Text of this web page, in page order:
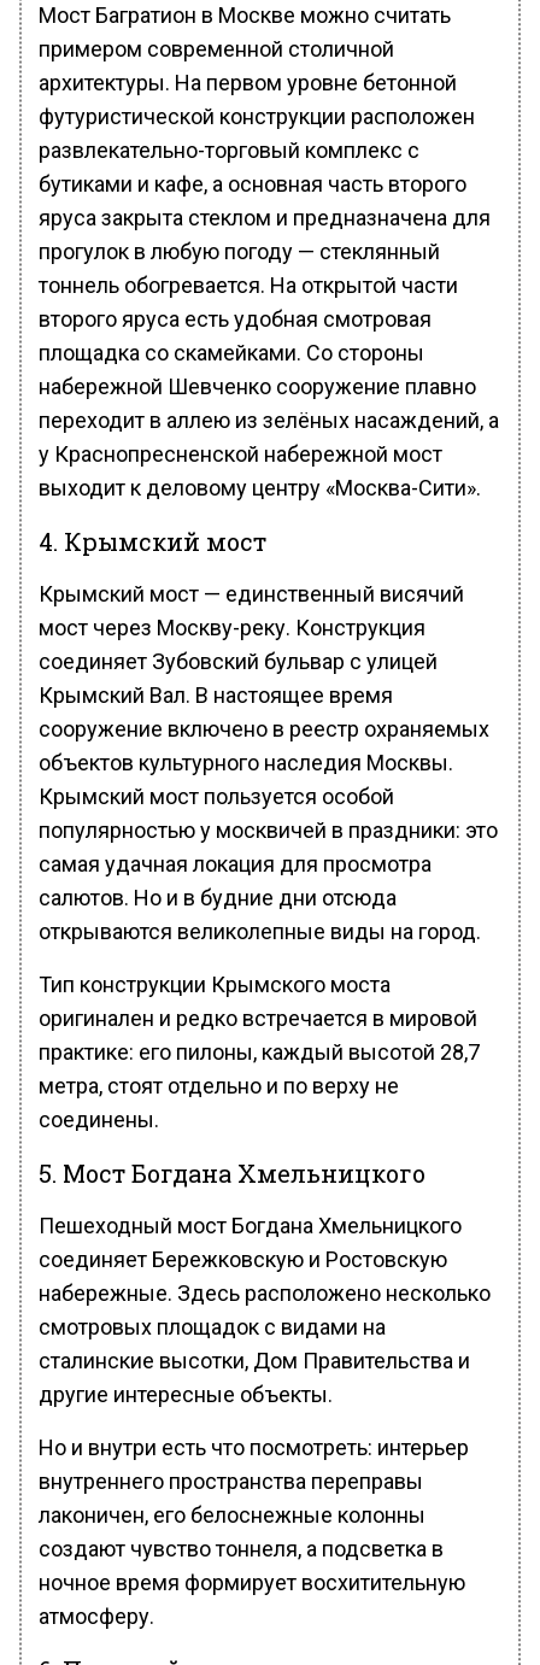
Мост Багратион в Москве можно считать
примером современной столичной
архитектуры. На первом уровне бетонной
футуристической конструкции расположен
развлекательно-торговый комплекс с
бутиками и кафе, а основная часть второго
яруса закрыта стеклом и предназначена для
прогулок в любую погоду — стеклянный
тоннель обогревается. На открытой части
второго яруса есть удобная смотровая
площадка со скамейками. Со стороны
набережной Шевченко сооружение плавно
переходит в аллею из зелёных насаждений, а
у Краснопресненской набережной мост
выходит к деловому центру «Москва-Сити».
4. Крымский мост
Крымский мост — единственный висячий
мост через Москву-реку. Конструкция
соединяет Зубовский бульвар с улицей
Крымский Вал. В настоящее время
сооружение включено в реестр охраняемых
объектов культурного наследия Москвы.
Крымский мост пользуется особой
популярностью у москвичей в праздники: это
самая удачная локация для просмотра
салютов. Но и в будние дни отсюда
открываются великолепные виды на город.
Тип конструкции Крымского моста
оригинален и редко встречается в мировой
практике: его пилоны, каждый высотой 28,7
метра, стоят отдельно и по верху не
соединены.
5. Мост Богдана Хмельницкого
Пешеходный мост Богдана Хмельницкого
соединяет Бережковскую и Ростовскую
набережные. Здесь расположено несколько
смотровых площадок с видами на
сталинские высотки, Дом Правительства и
другие интересные объекты.
Но и внутри есть что посмотреть: интерьер
внутреннего пространства переправы
лаконичен, его белоснежные колонны
создают чувство тоннеля, а подсветка в
ночное время формирует восхитительную
атмосферу.